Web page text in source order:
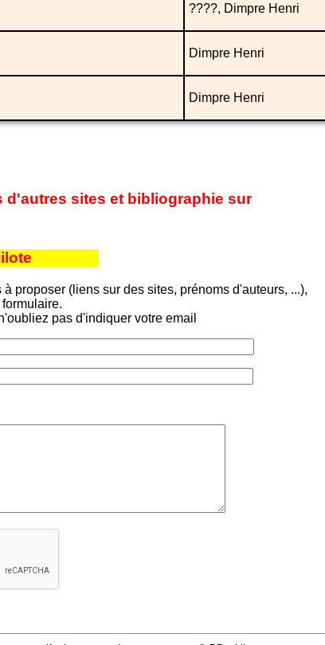
????, Dimpre Henri
Dimpre Henri
Dimpre Henri
d'autres sites et bibliographie sur
proposer (liens sur des sites, prénoms d'auteurs, ...),
pas d'indiquer votre email